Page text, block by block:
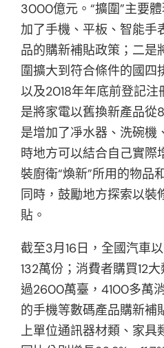
3000億元。“擴圍”主要
加了手機、平板、智能手
品的購新補貼政策；二是
圍擴大到符合條件的國四
以及2018年年底前登記
是將家電以舊換新產品從
是增加了凈水器、洗碗機
時地方可以結合自己實際
裝廚衛“煥新”所用的物品
同時，鼓勵地方探索以裝
貼。
截至3月16日，全國汽車
132萬份；消費者購買12
過2600萬臺，4100多萬
的手機等數碼產品購新補
上單位通訊器材類、家具